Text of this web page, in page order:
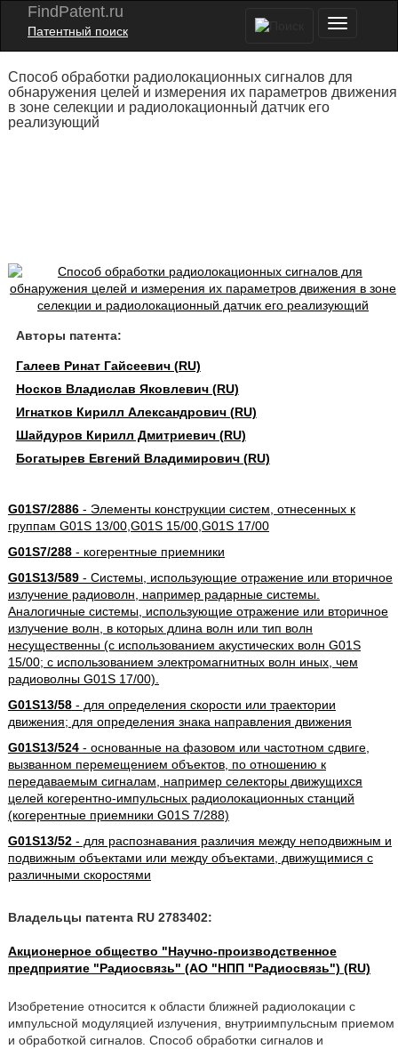
FindPatent.ru
Патентный поиск
Способ обработки радиолокационных сигналов для
обнаружения целей и измерения их параметров движения
в зоне селекции и радиолокационный датчик его
реализующий
Авторы патента:
Галеев Ринат Гайсеевич (RU)
Носков Владислав Яковлевич (RU)
Игнатков Кирилл Александрович (RU)
Шайдуров Кирилл Дмитриевич (RU)
Богатырев Евгений Владимирович (RU)
G01S7/2886- Элементы конструкции систем, отнесенных к
группам G01S 13/00,G01S 15/00,G01S 17/00
G01S7/288- когерентные приемники
G01S13/589- Системы, использующие отражение или вторичное
излучение радиоволн, например радарные системы.
Аналогичные системы, использующие отражение или вторичное
излучение волн, в которых длина волн или тип волн
несущественны (с использованием акустических волн G01S
15/00; с использованием электромагнитных волн иных, чем
радиоволны G01S 17/00).
G01S13/58- для определения скорости или траектории
движения; для определения знака направления движения
G01S13/524- основанные на фазовом или частотном сдвиге,
вызванном перемещением объектов, по отношению к
передаваемым сигналам, например селекторы движущихся
целей когерентно-импульсных радиолокационных станций
(когерентные приемники G01S 7/288)
G01S13/52- для распознавания различия между неподвижным и
подвижным объектами или между объектами, движущимися с
различными скоростями
Владельцы патента RU 2783402:
Акционерное общество "Научно-производственное
предприятие "Радиосвязь" (АО "НПП "Радиосвязь") (RU)
Изобретение относится к области ближней радиолокации с
импульсной модуляцией излучения, внутриимпульсным приемом
и обработкой сигналов. Способ обработки сигналов и